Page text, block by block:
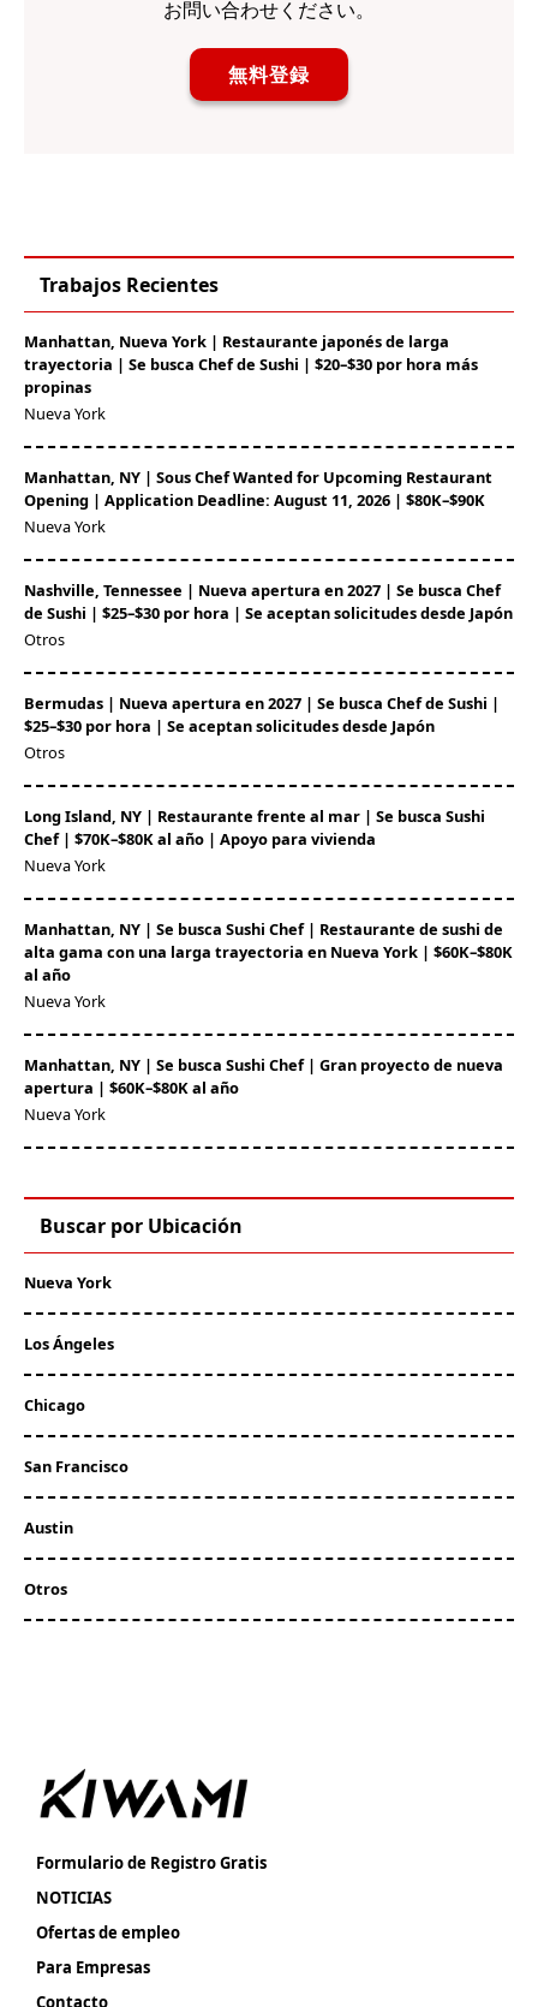
お問い合わせください。
無料登録
Trabajos Recientes
Manhattan, Nueva York | Restaurante japonés de larga
trayectoria | Se busca Chef de Sushi | $20–$30 por hora más
propinas
Nueva York
Manhattan, NY | Sous Chef Wanted for Upcoming Restaurant
Opening | Application Deadline: August 11, 2026 | $80K–$90K
Nueva York
Nashville, Tennessee | Nueva apertura en 2027 | Se busca Chef
de Sushi | $25–$30 por hora | Se aceptan solicitudes desde Japón
Otros
Bermudas | Nueva apertura en 2027 | Se busca Chef de Sushi |
$25–$30 por hora | Se aceptan solicitudes desde Japón
Otros
Long Island, NY | Restaurante frente al mar | Se busca Sushi
Chef | $70K–$80K al año | Apoyo para vivienda
Nueva York
Manhattan, NY | Se busca Sushi Chef | Restaurante de sushi de
alta gama con una larga trayectoria en Nueva York | $60K–$80K
al año
Nueva York
Manhattan, NY | Se busca Sushi Chef | Gran proyecto de nueva
apertura | $60K–$80K al año
Nueva York
Buscar por Ubicación
Nueva York
Los Ángeles
Chicago
San Francisco
Austin
Otros
Formulario de Registro Gratis
NOTICIAS
Ofertas de empleo
Para Empresas
Contacto